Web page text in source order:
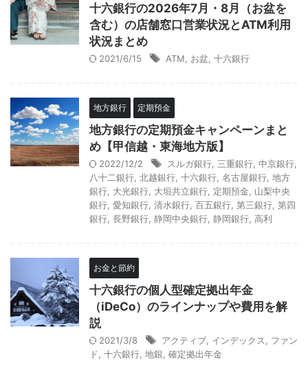
十六銀行の2026年7月・8月（お盆を
含む）の店舗窓口営業状況とATM利用
状況まとめ
2021/6/15 ATM お盆 十六銀行
地方銀行 定期預金
地方銀行の定期預金キャンペーンまと
め【甲信越・東海地方版】
2022/12/2 スルガ銀行 三重銀行 中京銀行
八十二銀行 北越銀行 十六銀行 名古屋銀行 地方
銀行 大光銀行 大垣共立銀行 定期預金
山梨中央
銀行 愛知銀行 清水銀行 百五銀行 第三銀行 第四
銀行 長野銀行 静岡中央銀行 静岡銀行 高利
お金と節約
十六銀行の個人型確定拠出年金
（iDeCo）のラインナップや費用を解
説
2021/3/8 アクティブ インデックス
ファン
ド
十六銀行 地銀 確定拠出年金